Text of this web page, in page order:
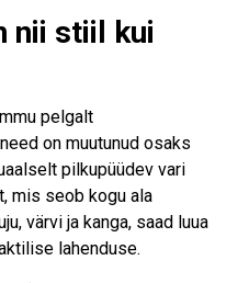
nii stiil kui
pelgalt
on muutunud osaks
pilkupüüdev vari
mis seob kogu ala
värvi ja kanga, saad luua
lahenduse.